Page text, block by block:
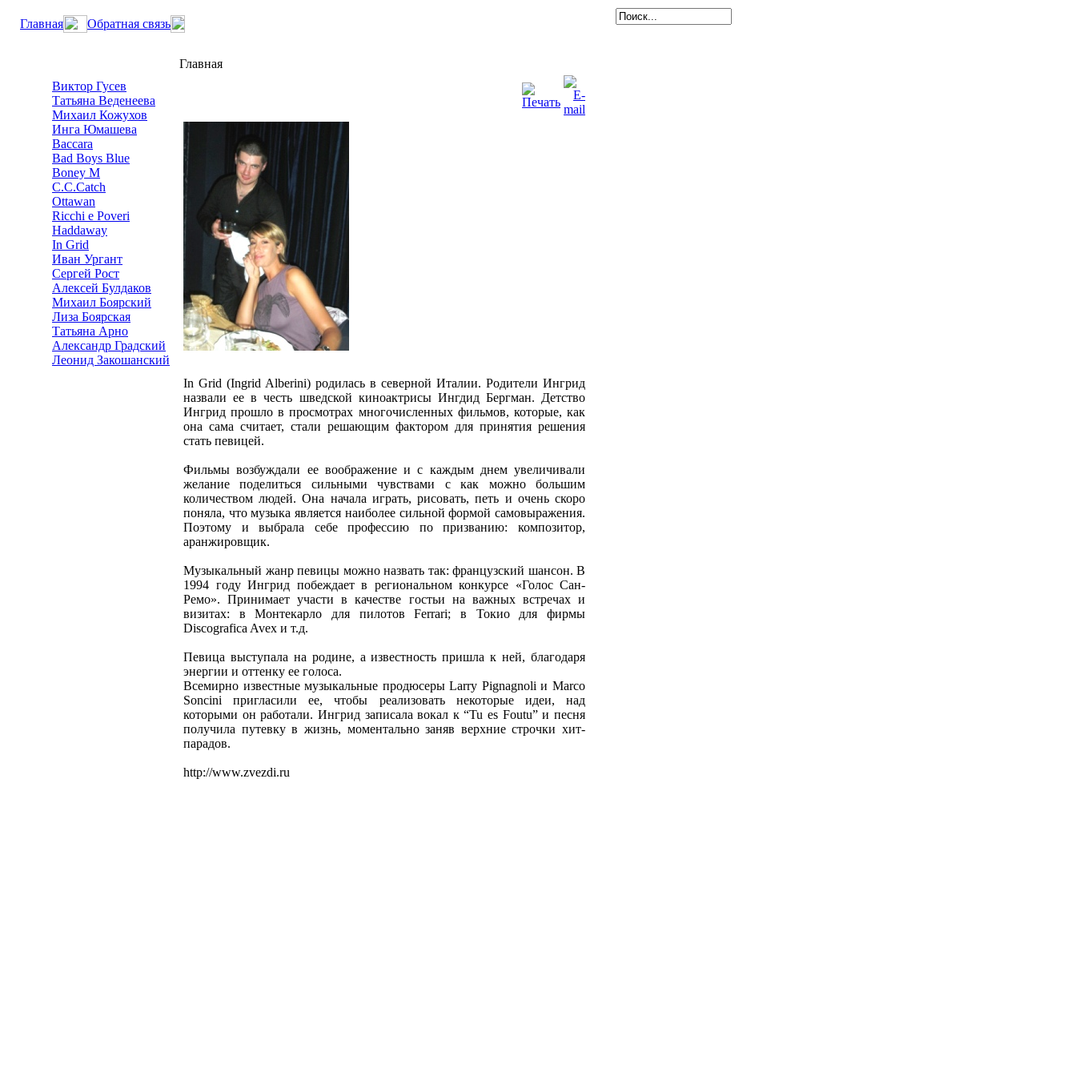
Главная Обратная связь
Виктор Гусев
Татьяна Веденеева
Михаил Кожухов
Инга Юмашева
Baccara
Bad Boys Blue
Boney M
C.C.Catch
Ottawan
Ricchi e Poveri
Haddaway
In Grid
Иван Ургант
Сергей Рост
Алексей Булдаков
Михаил Боярский
Лиза Боярская
Татьяна Арно
Александр Градский
Леонид Закошанский
Главная
In Grid (Ingrid Alberini) родилась в северной Италии. Родители Ингрид
назвали ее в честь шведской киноактрисы Ингдид Бергман. Детство
Ингрид прошло в просмотрах многочисленных фильмов, которые, как
она сама считает, стали решающим фактором для принятия решения
стать певицей.
Фильмы возбуждали ее воображение и с каждым днем увеличивали
желание поделиться сильными чувствами с как можно большим
количеством людей. Она начала играть, рисовать, петь и очень скоро
поняла, что музыка является наиболее сильной формой самовыражения.
Поэтому и выбрала себе профессию по призванию: композитор,
аранжировщик.
Музыкальный жанр певицы можно назвать так: французский шансон. В
1994 году Ингрид побеждает в региональном конкурсе «Голос Сан-
Ремо». Принимает участи в качестве гостьи на важных встречах и
визитах: в Монтекарло для пилотов Ferrari; в Токио для фирмы
Discografica Avex и т.д.
Певица выступала на родине, а известность пришла к ней, благодаря
энергии и оттенку ее голоса.
Всемирно известные музыкальные продюсеры Larry Pignagnoli и Marco
Soncini пригласили ее, чтобы реализовать некоторые идеи, над
которыми он работали. Ингрид записала вокал к “Tu es Foutu” и песня
получила путевку в жизнь, моментально заняв верхние строчки хит-
парадов.
http://www.zvezdi.ru